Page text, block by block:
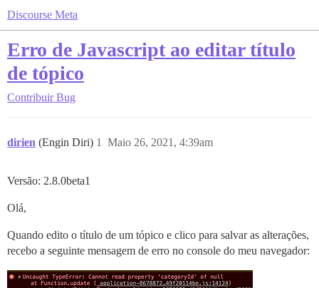
Discourse Meta
Erro de Javascript ao editar título
de tópico
Contribuir Bug
dirien (Engin Diri) Maio 26, 2021, 4:39am
1
Versão: 2.8.0beta1
Olá,
Quando edito o título de um tópico e clico para salvar as alterações,
recebo a seguinte mensagem de erro no console do meu navegador: